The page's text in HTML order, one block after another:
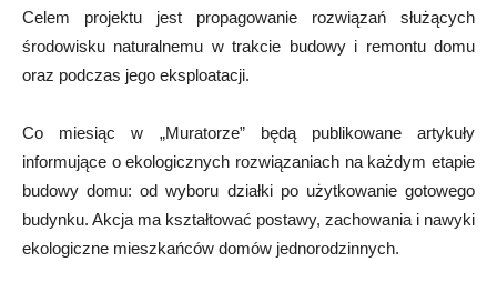
Celem projektu jest propagowanie rozwiązań służących
środowisku naturalnemu w trakcie budowy i remontu domu
oraz podczas jego eksploatacji.
Co miesiąc w „Muratorze” będą publikowane artykuły
informujące o ekologicznych rozwiązaniach na każdym etapie
budowy domu: od wyboru działki po użytkowanie gotowego
budynku. Akcja ma kształtować postawy, zachowania i nawyki
ekologiczne mieszkańców domów jednorodzinnych.